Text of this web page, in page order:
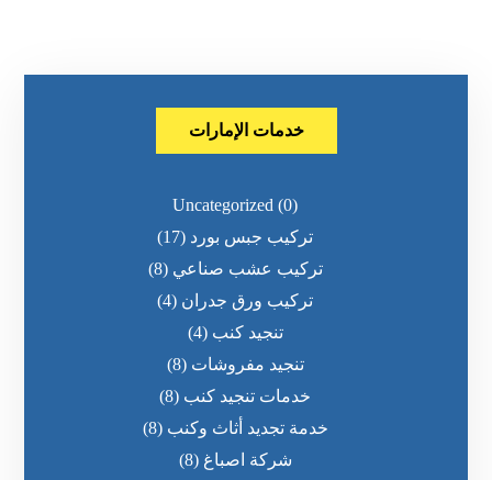
خدمات الإمارات
Uncategorized (0)
تركيب جبس بورد (17)
تركيب عشب صناعي (8)
تركيب ورق جدران (4)
تنجيد كنب (4)
تنجيد مفروشات (8)
خدمات تنجيد كنب (8)
خدمة تجديد أثاث وكنب (8)
شركة اصباغ (8)